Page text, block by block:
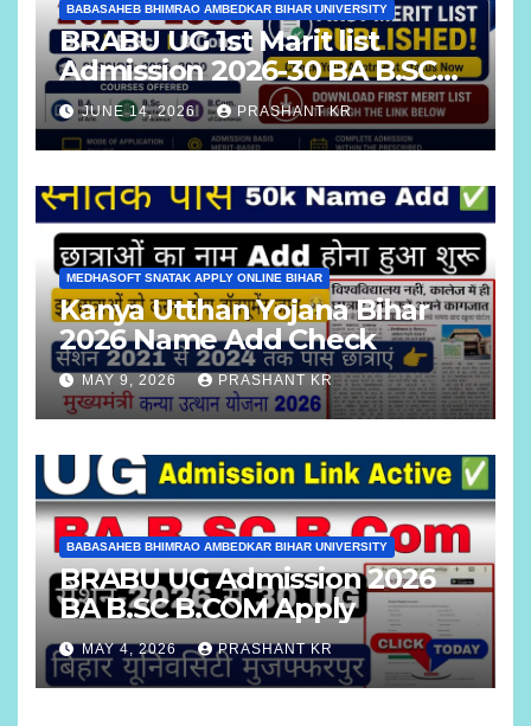
BABASAHEB BHIMRAO AMBEDKAR BIHAR UNIVERSITY
BRABU UG 1st Marit list
Admission 2026-30 BA B.SC
B.COM
JUNE 14, 2026 PRASHANT KR
MEDHASOFT SNATAK APPLY ONLINE BIHAR
Kanya Utthan Yojana Bihar
2026 Name Add Check
MAY 9, 2026 PRASHANT KR
BABASAHEB BHIMRAO AMBEDKAR BIHAR UNIVERSITY
BRABU UG Admission 2026
BA B.SC B.COM Apply
MAY 4, 2026 PRASHANT KR